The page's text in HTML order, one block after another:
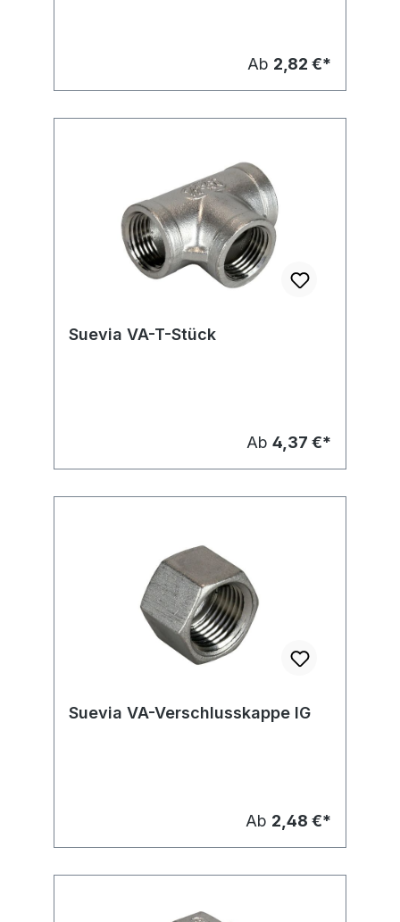
Ab 2,82 €*
Suevia VA-T-Stück
Ab 4,37 €*
Suevia VA-Verschlusskappe IG
Ab 2,48 €*